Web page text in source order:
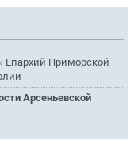
Епархий Приморской
Арсеньевской